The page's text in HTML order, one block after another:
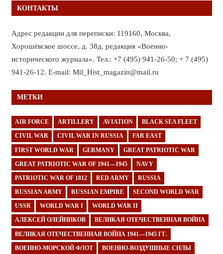
КОНТАКТЫ
Адрес редакции для переписки: 119160, Москва,
Хорошёвское шоссе, д. 38д, редакция «Военно-
исторического журнала». Тел.: +7 (495) 941-26-50; + 7 (495)
941-26-12. E-mail: Mil_Hist_magazin@mail.ru
МЕТКИ
AIR FORCE ARTILLERY AVIATION BLACK SEA FLEET
CIVIL WAR CIVIL WAR IN RUSSIA FAR EAST
FIRST WORLD WAR GERMANY GREAT PATRIOTIC WAR
GREAT PATRIOTIC WAR OF 1941—1945 NAVY
PATRIOTIC WAR OF 1812 RED ARMY RUSSIA
RUSSIAN ARMY RUSSIAN EMPIRE SECOND WORLD WAR
USSR WORLD WAR I WORLD WAR II
АЛЕКСЕЙ ОЛЕЙНИКОВ ВЕЛИКАЯ ОТЕЧЕСТВЕННАЯ ВОЙНА
ВЕЛИКАЯ ОТЕЧЕСТВЕННАЯ ВОЙНА 1941—1945 ГГ.
ВОЕННО-МОРСКОЙ ФЛОТ ВОЕННО-ВОЗДУШНЫЕ СИЛЫ